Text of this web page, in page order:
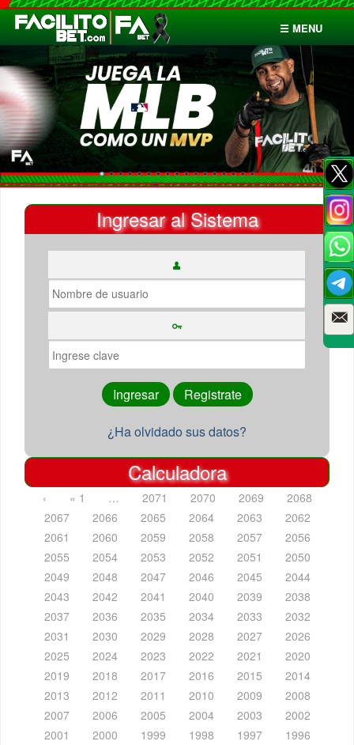
☰ MENU
Inicio
Apuestas
Cuentas
Ingresar al Sistema
¿Ha olvidado sus datos?
Calculadora
‹ « 1 … 2071 2070 2069
2068
2067
2066 2065 2064 2063
2062
2061
2060 2059 2058 2057
2056
2055
2054 2053 2052 2051
2050
2049
2048 2047 2046 2045
2044
2043
2042 2041 2040 2039
2038
2037
2036 2035 2034 2033
2032
2031
2030 2029 2028 2027
2026
2025
2024 2023 2022 2021
2020
2019
2018 2017 2016 2015
2014
2013
2012 2011 2010 2009
2008
2007
2006 2005 2004 2003
2002
2001
2000 1999 1998 1997
1996